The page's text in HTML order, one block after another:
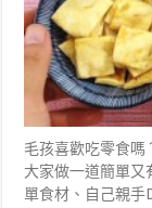
毛孩喜歡吃零食嗎
大家做一道簡單又
單食材、自己親手